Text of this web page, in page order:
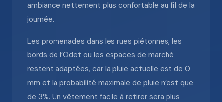
ambiance nettement plus confortable au fil de la
journée.
Les promenades dans les rues piétonnes, les
bords de l’Odet ou les espaces de marché
restent adaptées, car la pluie actuelle est de 0
mm et la probabilité maximale de pluie n’est que
de 3%. Un vêtement facile à retirer sera plus